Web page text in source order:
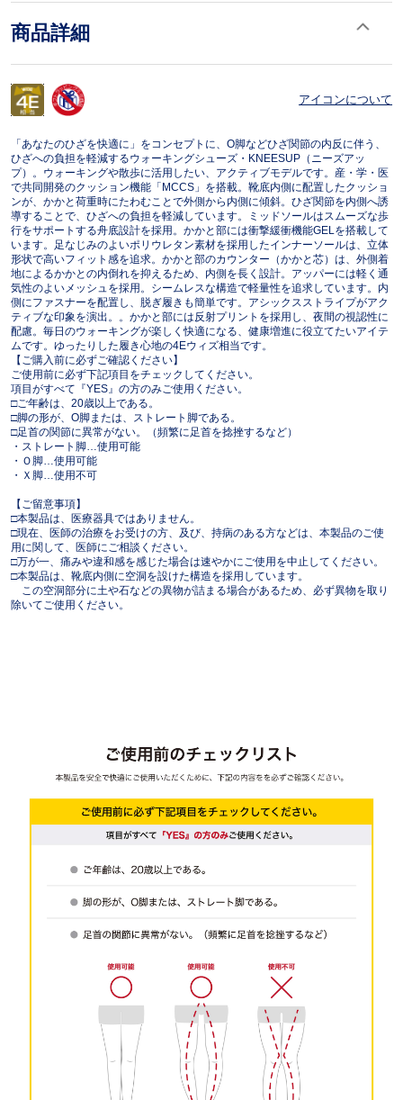
商品詳細
アイコンについて
「あなたのひざを快適に」をコンセプトに、O脚などひざ関節の内反に伴う、
ひざへの負担を軽減するウォーキングシューズ・KNEESUP（ニーズアッ
プ）。ウォーキングや散歩に活用したい、アクティブモデルです。産・学・医
で共同開発のクッション機能「MCCS」を搭載。靴底内側に配置したクッショ
ンが、かかと荷重時にたわむことで外側から内側に傾斜。ひざ関節を内側へ誘
導することで、ひざへの負担を軽減しています。ミッドソールはスムーズな歩
行をサポートする舟底設計を採用。かかと部には衝撃緩衝機能GELを搭載して
います。足なじみのよいポリウレタン素材を採用したインナーソールは、立体
形状で高いフィット感を追求。かかと部のカウンター（かかと芯）は、外側着
地によるかかとの内倒れを抑えるため、内側を長く設計。アッパーには軽く通
気性のよいメッシュを採用。シームレスな構造で軽量性を追求しています。内
側にファスナーを配置し、脱ぎ履きも簡単です。アシックスストライプがアク
ティブな印象を演出。。かかと部には反射プリントを採用し、夜間の視認性に
配慮。毎日のウォーキングが楽しく快適になる、健康増進に役立てたいアイテ
ムです。ゆったりした履き心地の4Eウィズ相当です。
【ご購入前に必ずご確認ください】
ご使用前に必ず下記項目をチェックしてください。
項目がすべて『YES』の方のみご使用ください。
□ご年齢は、20歳以上である。
□脚の形が、O脚または、ストレート脚である。
□足首の関節に異常がない。（頻繁に足首を捻挫するなど）
・ストレート脚…使用可能
・Ｏ脚…使用可能
・Ｘ脚…使用不可
【ご留意事項】
□本製品は、医療器具ではありません。
□現在、医師の治療をお受けの方、及び、持病のある方などは、本製品のご使
用に関して、医師にご相談ください。
□万が一、痛みや違和感を感じた場合は速やかにご使用を中止してください。
□本製品は、靴底内側に空洞を設けた構造を採用しています。
この空洞部分に土や石などの異物が詰まる場合があるため、必ず異物を取り
除いてご使用ください。